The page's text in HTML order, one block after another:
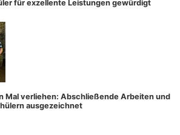
für exzellente Leistungen gewürdigt
Mal verliehen: Abschließende Arbeiten und
ausgezeichnet